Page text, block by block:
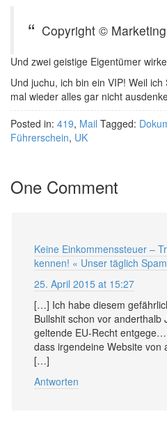
Copyright ©
Und zwei geistige Eigentümer
Und juchu, ich bin ein VIP! Weil
mal wieder alles gar nicht
Posted in: 419, Mail Tagged:
Führerschein, UK
One Comment
Keine Einkommenssteuer –
kennen! « Unser täglich Spam
25. April 2015 at 15:27
[…] Ich habe diesem
Bull­shit schon vor andert­halb
gel­tende EU-Recht
dass ir­gend­eine Web­site von
[…]
Antworten